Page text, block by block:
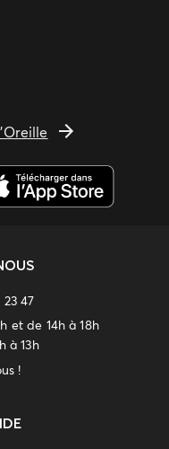
23 47
et de 14h à 18h
à 13h
!